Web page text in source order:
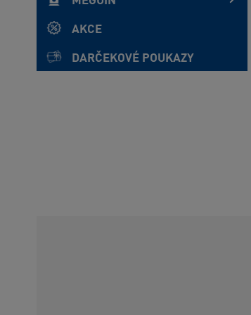
AKCE
DARČEKOVÉ POUKAZY